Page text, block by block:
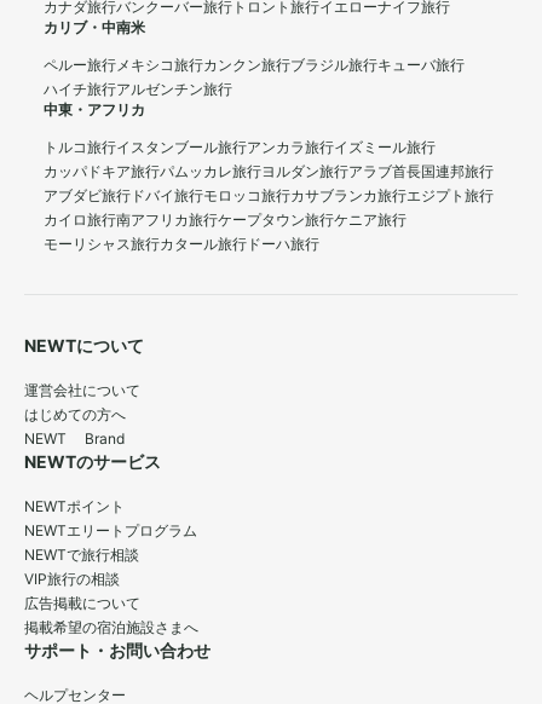
カナダ旅行バンクーバー旅行 トロント旅行イエローナイフ旅行
カリブ・中南米
ペルー旅行メキシコ旅行カンクン旅行ブラジル旅行キューバ旅行
ハイチ旅行アルゼンチン旅行
中東・アフリカ
トルコ旅行イスタンブール旅行アンカラ旅行イズミール旅行
カッパドキア旅行パムッカレ旅行ヨルダン旅行アラブ首長国連邦旅行
アブダビ旅行 ドバイ旅行モロッコ旅行カサブランカ旅行エジプト旅行
カイロ旅行南アフリカ旅行ケープタウン旅行ケニア旅行
モーリシャス旅行カタール旅行 ドーハ旅行
NEWTについて
運営会社について
はじめての方へ
NEWT Brand
NEWTのサービス
NEWTポイント
NEWTエリートプログラム
NEWTで旅行相談
VIP旅行の相談
広告掲載について
掲載希望の宿泊施設さまへ
サポート・お問い合わせ
ヘルプセンター